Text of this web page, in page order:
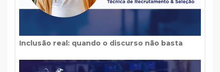
Inclusão real: quando o discurso não basta